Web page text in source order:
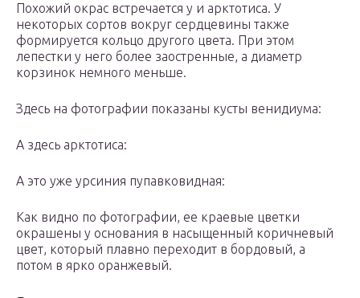
Похожий окрас встречается у и арктотиса. У
некоторых сортов вокруг сердцевины также
формируется кольцо другого цвета. При этом
лепестки у него более заостренные, а диаметр
корзинок немного меньше.
Здесь на фотографии показаны кусты венидиума:
А здесь арктотиса:
А это уже урсиния пупавковидная:
Как видно по фотографии, ее краевые цветки
окрашены у основания в насыщенный коричневый
цвет, который плавно переходит в бордовый, а
потом в ярко оранжевый.